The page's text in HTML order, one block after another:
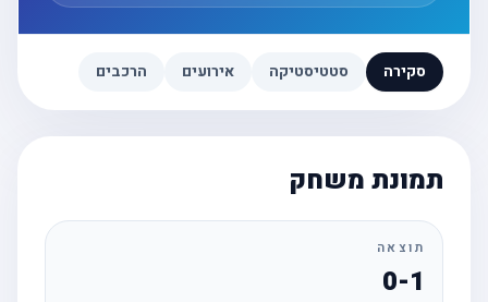
סקירה סטטיסטיקה אירועים הרכבים
תמונת משחק
תוצאה
0-1